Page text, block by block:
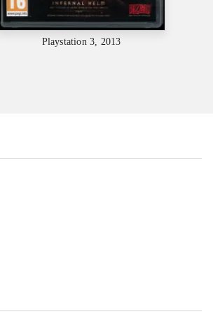
Playstation 3, 2013